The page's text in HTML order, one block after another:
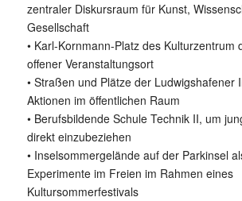
zentraler Diskursraum für Kunst,
Gesellschaft
• Karl-Kornmann-Platz des Kulturzentrum
offener Veranstaltungsort
• Straßen und Plätze der Ludwigshafener
Aktionen im öffentlichen Raum
• Berufsbildende Schule Technik II, um
direkt einzubeziehen
• Inselsommergelände auf der Parkinsel
Experimente im Freien im Rahmen eines
Kultursommerfestivals